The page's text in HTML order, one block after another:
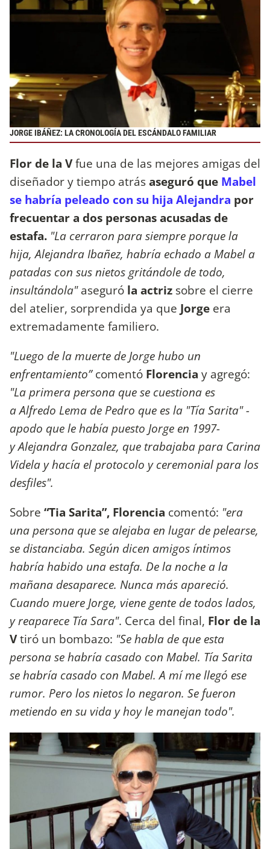
JORGE IBÁÑEZ: LA CRONOLOGÍA DEL ESCÁNDALO FAMILIAR
Flor de la Vfue una de las mejores amigas del
diseñador y tiempo atrásaseguró que Mabel
se habría peleado con su hija Alejandra por
frecuentar a dos personas acusadas de
estafa. "La cerraron para siempre porque la
hija, Alejandra Ibañez, habría echado a Mabel a
patadas con sus nietos gritándole de todo,
insultándola"aseguró la actriz sobre el cierre
del atelier, sorprendida ya que Jorge era
extremadamente familiero.
"Luego de la muerte de Jorge hubo un
enfrentamiento”comentó Florencia y agregó:
"La primera persona que se cuestiona es
a Alfredo Lema de Pedro que es la "Tía Sarita" -
apodo que le había puesto Jorge en 1997-
y Alejandra Gonzalez, que trabajaba para Carina
Videla y hacía el protocolo y ceremonial para los
desfiles".
Sobre “Tia Sarita”, Florencia comentó: "era
una persona que se alejaba en lugar de pelearse,
se distanciaba. Según dicen amigos íntimos
habría habido una estafa. De la noche a la
mañana desaparece. Nunca más apareció.
Cuando muere Jorge, viene gente de todos lados,
y reaparece Tía Sara". Cerca del final, Flor de la
Vtiró un bombazo: "Se habla de que esta
persona se habría casado con Mabel. Tía Sarita
se habría casado con Mabel. A mí me llegó ese
rumor. Pero los nietos lo negaron. Se fueron
metiendo en su vida y hoy le manejan todo".